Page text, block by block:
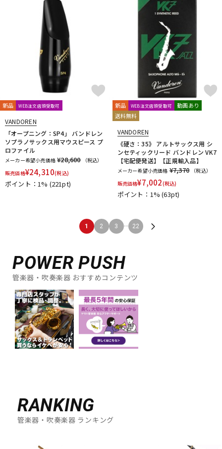
新品 WEB注文店頭受取可
VANDOREN
「オープニング：SP4」 バンドレン
ソプラノサックス用マウスピース プ
ロファイル
メーカー希望小売価格 ¥28,600
（税込）
販売価格¥24,310(税込)
ポイント：1% (221pt)
新品 WEB注文店頭受取可
動画あり
送料無料
VANDOREN
《硬さ：35》 アルトサックス用 シ
ンセティックリード バンドレン VK7
【宅配便発送】【正規輸入品】
メーカー希望小売価格 ¥7,370
（税込）
販売価格¥7,002(税込)
ポイント：1%(63pt)
1 2 3 ... 22
POWER PUSH
管楽器・吹奏楽器 おすすめコンテンツ
RANKING
管楽器・吹奏楽器 ランキング